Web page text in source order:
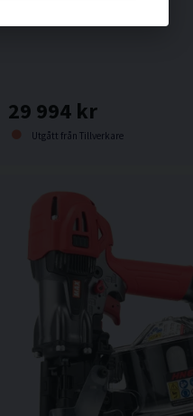
29 994 kr
Utgått från Tillverkare